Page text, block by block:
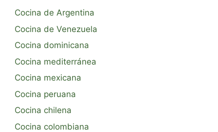
Cocina de Argentina
Cocina de Venezuela
Cocina dominicana
Cocina mediterránea
Cocina mexicana
Cocina peruana
Cocina chilena
Cocina colombiana